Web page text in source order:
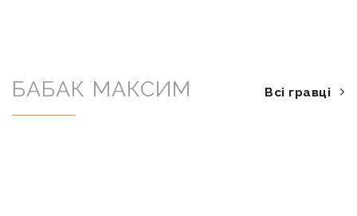
БАБАК МАКСИМ Всі гравці